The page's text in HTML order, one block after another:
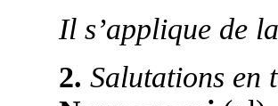
Il s’applique de
2. Salutations en